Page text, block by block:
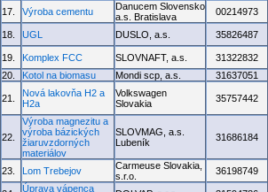
17. Výroba cementu
Danucem Slovensko
a.s. Bratislava
00214973
18. UGL DUSLO, a.s. 35826487
19. Komplex FCC SLOVNAFT, a.s. 31322832
20.
Kotol na biomasu Mondi scp, a.s. 31637051
21.
Nová lakovňa H2 a
H2a
Volkswagen
Slovakia
35757442
22.
Výroba magnezitu a
výroba bázických
žiaruvzdorných
materiálov
SLOVMAG, a.s.
Lubeník
31686184
23. Lom Trebejov
Carmeuse Slovakia,
s.r.o.
36198749
Úprava vápenca